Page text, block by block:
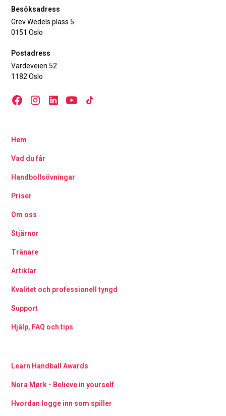
Besöksadress
Grev Wedels plass 5
0151 Oslo
Postadress
Vardeveien 52
1182 Oslo
Hem
Vad du får
Handbollsövningar
Priser
Om oss
Stjärnor
Tränare
Artiklar
Kvalitet och professionell tyngd
Support
Hjälp, FAQ och tips
Learn Handball Awards
Nora Mørk - Believe in yourself
Hvordan logge inn som spiller